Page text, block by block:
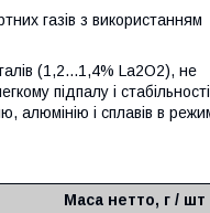
газів з використанням
(1,2...1,4% La2O2), не
підпалу і
алюмінію і сплавів в
Маса нетто, г / шт